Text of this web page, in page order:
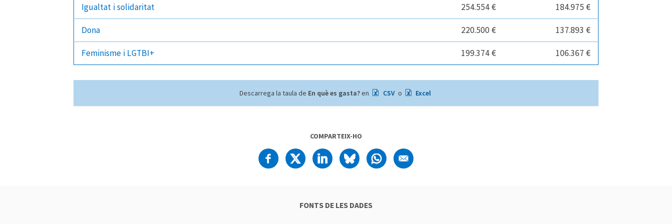
Igualtat i solidaritat 254.554 € 184.975 €
Dona 220.500 € 137.893 €
Feminisme i LGTBI+ 199.374 € 106.367 €
Descarrega la taula de En què es gasta?en CSV o Excel
COMPARTEIX-HO
FONTS DE LES DADES